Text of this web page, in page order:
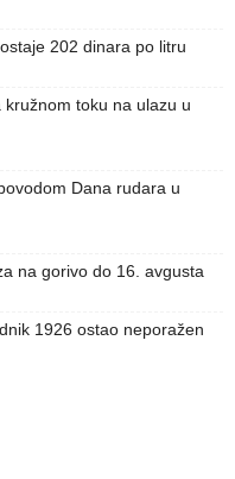
202 dinara po litru
toku na ulazu u
Dana rudara u
na gorivo do 16. avgusta
1926 ostao neporažen